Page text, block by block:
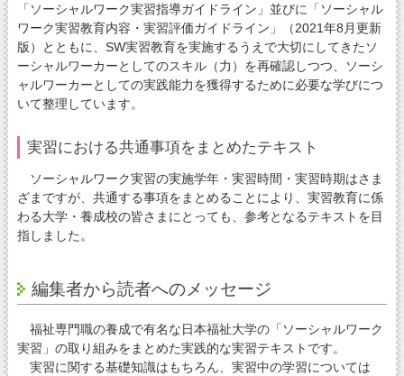
「ソーシャルワーク実習指導ガイドライン」並びに「ソーシャル
ワーク実習教育内容・実習評価ガイドライン」（2021年8月更新
版）とともに、SW実習教育を実施するうえで大切にしてきたソ
ーシャルワーカーとしてのスキル（力）を再確認しつつ、ソーシ
ャルワーカーとしての実践能力を獲得するために必要な学びにつ
いて整理しています。
実習における共通事項をまとめたテキスト
ソーシャルワーク実習の実施学年・実習時間・実習時期はさま
ざまですが、共通する事項をまとめることにより、実習教育に係
わる大学・養成校の皆さまにとっても、参考となるテキストを目
指しました。
編集者から読者へのメッセージ
福祉専門職の養成で有名な日本福祉大学の「ソーシャルワーク
実習」の取り組みをまとめた実践的な実習テキストです。
実習に関する基礎知識はもちろん、実習中の学習については